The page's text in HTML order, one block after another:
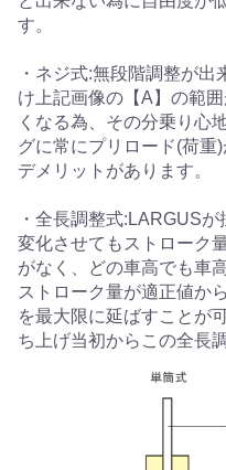
す。
・ネジ式:無段階調整が
け上記画像の【A】の範
くなる為、その分乗り心
グに常にプリロード(荷
デメリットがあります。
・全長調整式:LARGUS
変化させてもストローク
がなく、どの車高でも車
ストローク量が適正値か
を最大限に延ばすことが
ち上げ当初からこの全長